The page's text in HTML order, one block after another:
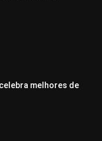
melhores de